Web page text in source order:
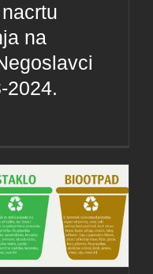
na
2024.